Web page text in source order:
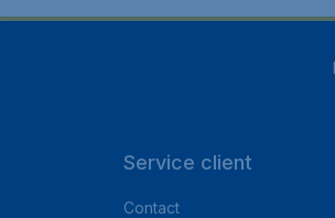
Service client
Contact